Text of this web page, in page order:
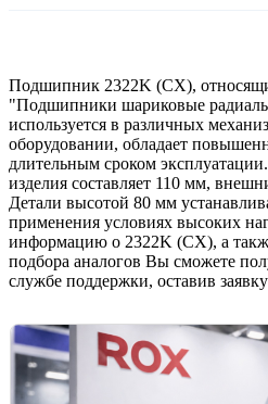
Подшипник 2322K (CX),
"Подшипники шариковые
используется в различных
оборудовании, обладает
длительным сроком
изделия составляет 110 мм,
Детали высотой 80 мм
применения условиях высоких
информацию о 2322K (CX), а
подбора аналогов Вы сможете
службе поддержки, оставив